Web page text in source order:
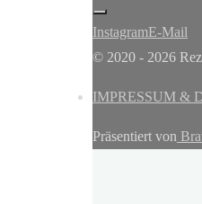
InstagramE-Mail
© 2020 - 2026
IMPRESSUM &
Präsentiert von